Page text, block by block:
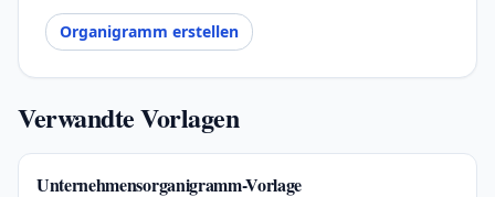
Organigramm erstellen
Verwandte Vorlagen
Unternehmensorganigramm-Vorlage